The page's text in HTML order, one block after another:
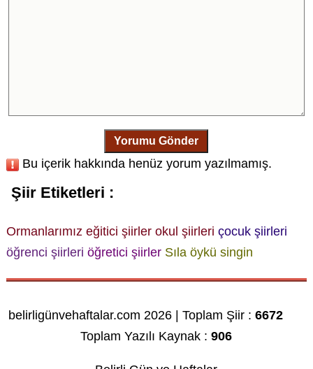
Yorumu Gönder
Bu içerik hakkında henüz yorum yazılmamış.
Şiir Etiketleri :
Ormanlarımız eğitici şiirler okul şiirleri çocuk şiirleri
öğrenci şiirleri öğretici şiirler Sıla öykü singin
belirligünvehaftalar.com 2026 | Toplam Şiir :6672
Toplam Yazılı Kaynak :906